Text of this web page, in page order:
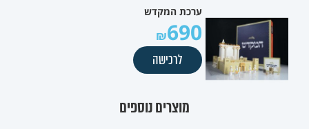
ערכת המקדש
690
לרכישה
מוצרים נוספים